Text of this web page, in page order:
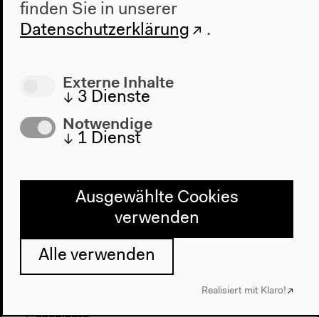
2022
Das Neue Alphabet
Das Anthropozän am HKW
Haus
finden Sie in unserer
Datenschutzerklärung
.
Externe Inhalte
↓ 3 Dienste
Notwendige
↓ 1 Dienst
Ausgewählte Cookies
verwenden
Alle verwenden
Realisiert mit Klaro!